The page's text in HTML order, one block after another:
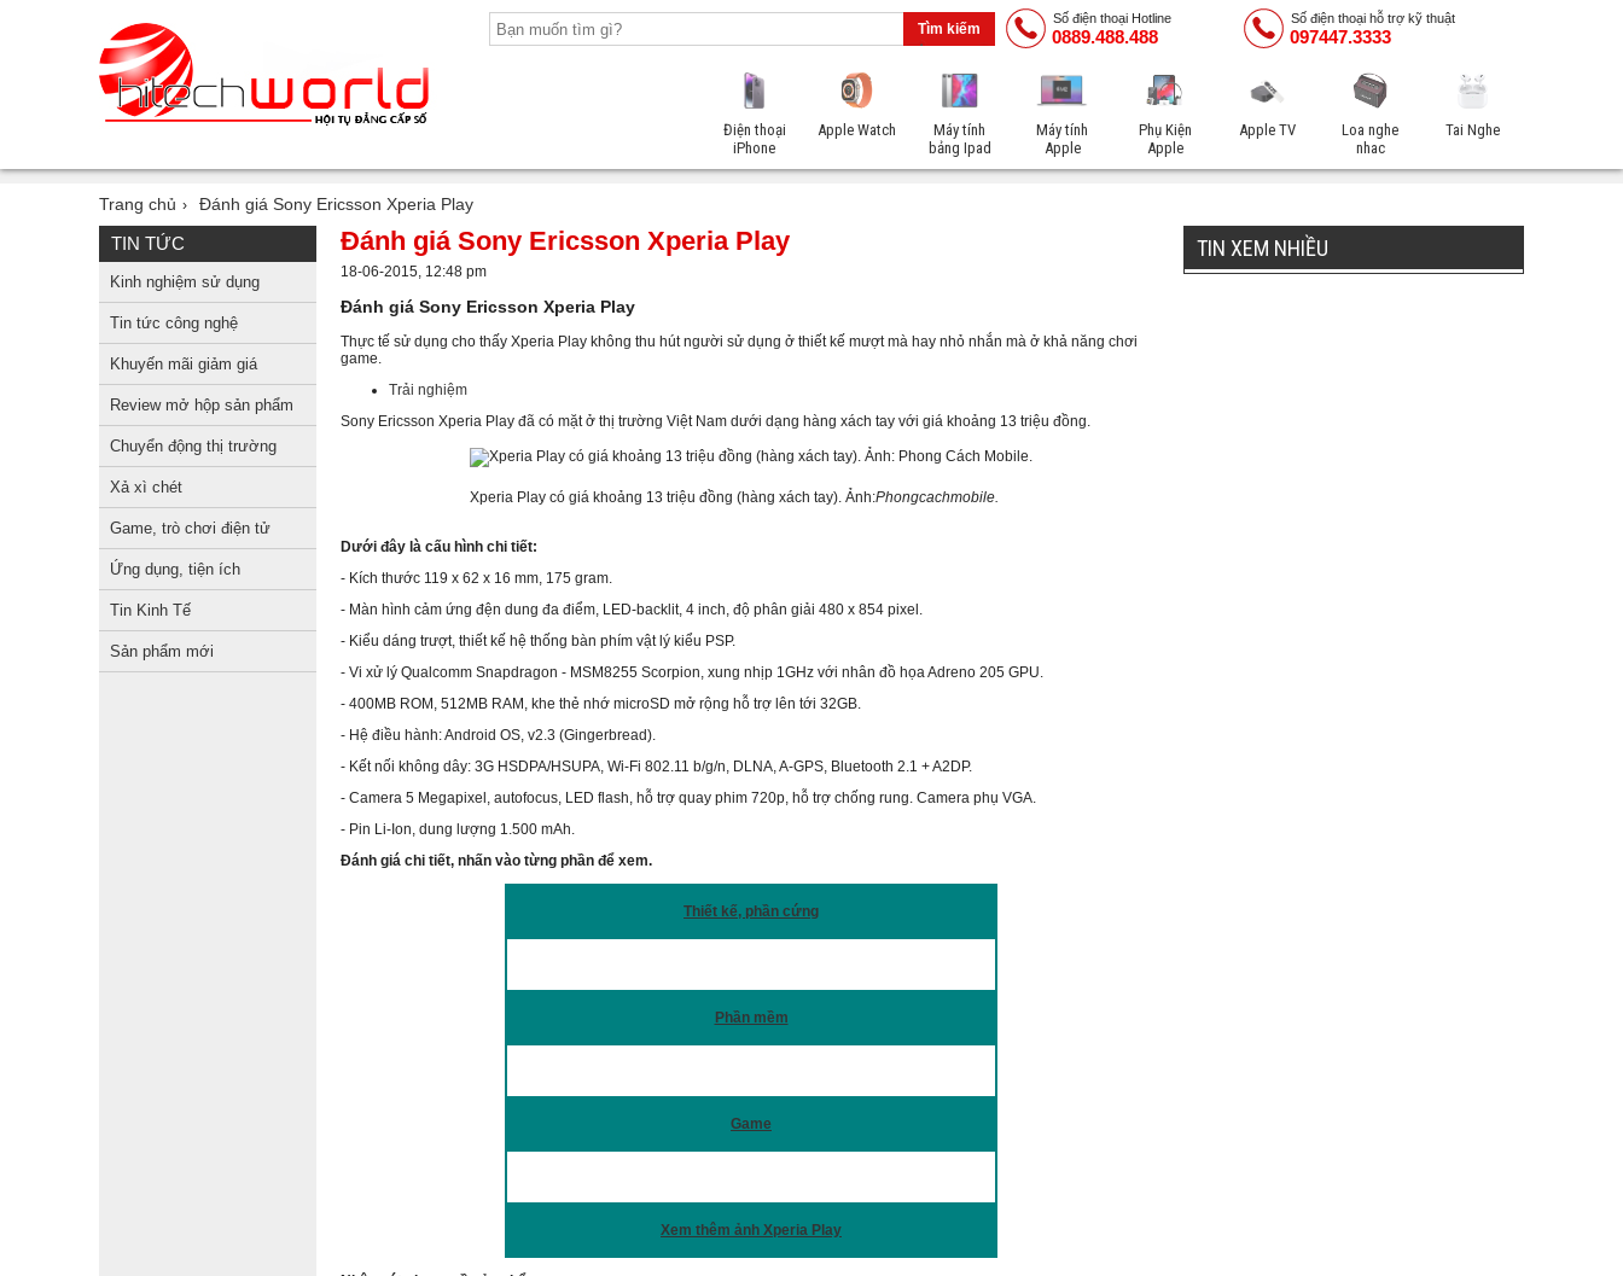
Số điện thoại Hotline
0889.488.488
Số điện thoại hỗ trợ kỹ thuật
097447.3333
Điện thoại
iPhone
Apple Watch
Máy tính
bảng Ipad
Máy tính
Apple
Phụ Kiện
Apple
Apple TV
Loa nghe
nhac
Tai Nghe
Trang chủ › Đánh giá Sony Ericsson Xperia Play
TIN TỨC
Kinh nghiệm sử dụng
Tin tức công nghệ
Khuyến mãi giảm giá
Review mở hộp sản phẩm
Chuyển động thị trường
Xả xì chét
Game, trò chơi điện tử
Ứng dụng, tiện ích
Tin Kinh Tế
Sản phẩm mới
Đánh giá Sony Ericsson Xperia Play
18-06-2015, 12:48 pm
Đánh giá Sony Ericsson Xperia Play
Thực tế sử dụng cho thấy Xperia Play không thu hút người sử dụng ở thiết kế mượt mà hay nhỏ nhắn mà ở khả năng chơi
game.
Trải nghiệm
Sony Ericsson Xperia Play đã có mặt ở thị trường Việt Nam dưới dạng hàng xách tay với giá khoảng 13 triệu đồng.
Xperia Play có giá khoảng 13 triệu đồng (hàng xách tay). Ảnh:Phongcachmobile.
Dưới đây là cấu hình chi tiết:
- Kích thước 119 x 62 x 16 mm, 175 gram.
- Màn hình cảm ứng đện dung đa điểm, LED-backlit, 4 inch, độ phân giải 480 x 854 pixel.
- Kiểu dáng trượt, thiết kế hệ thống bàn phím vật lý kiểu PSP.
- Vi xử lý Qualcomm Snapdragon - MSM8255 Scorpion, xung nhịp 1GHz với nhân đồ họa Adreno 205 GPU.
- 400MB ROM, 512MB RAM, khe thẻ nhớ microSD mở rộng hỗ trợ lên tới 32GB.
- Hệ điều hành: Android OS, v2.3 (Gingerbread).
- Kết nối không dây: 3G HSDPA/HSUPA, Wi-Fi 802.11 b/g/n, DLNA, A-GPS, Bluetooth 2.1 + A2DP.
- Camera 5 Megapixel, autofocus, LED flash, hỗ trợ quay phim 720p, hỗ trợ chống rung. Camera phụ VGA.
- Pin Li-Ion, dung lượng 1.500 mAh.
Đánh giá chi tiết, nhấn vào từng phần để xem.
Thiết kế, phần cứng
Phần mềm
Game
Xem thêm ảnh Xperia Play
TIN XEM NHIỀU